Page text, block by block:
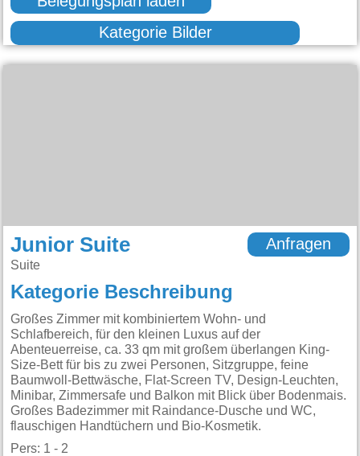
Kategorie Bilder
Junior Suite
Suite
Anfragen
Kategorie Beschreibung
Großes Zimmer mit kombiniertem Wohn- und
Schlafbereich, für den kleinen Luxus auf der
Abenteuerreise, ca. 33 qm mit großem überlangen King-
Size-Bett für bis zu zwei Personen, Sitzgruppe, feine
Baumwoll-Bettwäsche, Flat-Screen TV, Design-Leuchten,
Minibar, Zimmersafe und Balkon mit Blick über Bodenmais.
Großes Badezimmer mit Raindance-Dusche und WC,
flauschigen Handtüchern und Bio-Kosmetik.
Pers: 1 - 2